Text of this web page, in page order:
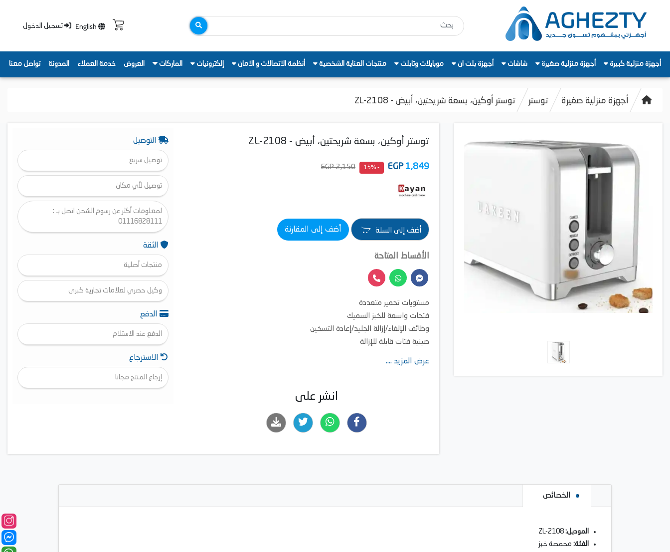
English تسجيل الدخول
أجهزة منزلية كبيرة أجهزة منزلية صغيرة شاشات أجهزة بلت ان موبايلات وتابلت منتجات العناية الشخصية أنظمة الاتصالات و الامان إلكترونيات الماركات العروض خدمة العملاء المدونة تواصل معنا
أجهزة منزلية صغيرة توستر توستر أوكين، بسعة شريحتين، أبيض - ZL-2108
توستر أوكين، بسعة شريحتين، أبيض - ZL-2108
1,849
EGP
- 15%
2,150 EGP
أضف إلى السلة أضف إلى المقارنة
الأقساط المتاحة
مستويات تحمير متعددة
فتحات واسعة للخبز السميك
وظائف الإلغاء/إزالة الجليد/إعادة التسخين
صينية فتات قابلة للإزالة
عرض المزيد ....
انشر على
التوصيل
توصيل سريع
توصيل لأي مكان
لمعلومات أكثر عن رسوم الشحن اتصل بـ :
01116828111
الثقة
منتجات أصلية
وكيل حصري لعلامات تجارية كبرى
الدفع
الدفع عند الاستلام
الاسترجاع
إرجاع المنتج مجانا
الخصائص
الموديل:
الفئة: محمصة خبز